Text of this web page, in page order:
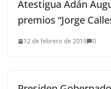
Atestigua Adán
premios “Jorge
12 de febrero de 2019 0